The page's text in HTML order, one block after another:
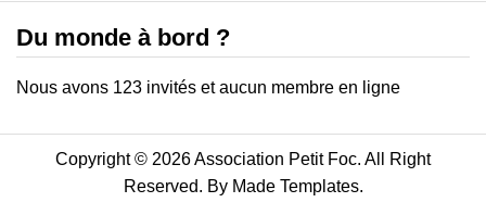
Du monde à bord ?
Nous avons 123 invités et aucun membre en ligne
Copyright © 2026 Association Petit Foc. All Right
Reserved. By Made Templates.